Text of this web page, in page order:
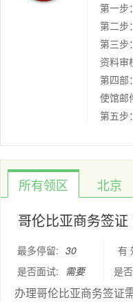
第一步
第二步
第三步
资料审
第四部
使馆邮
第五步
所有领区 北京
哥伦比亚商务签
最多停留: 30 有
是否面试:
需要 是
办理哥伦比亚商务签证